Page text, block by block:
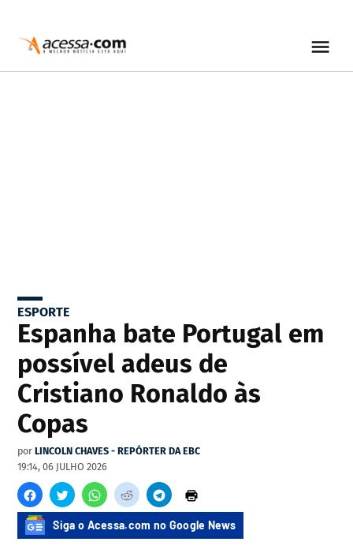
ESPORTE
Espanha bate Portugal em
possível adeus de
Cristiano Ronaldo às
Copas
por LINCOLN CHAVES - REPÓRTER DA EBC
19:14, 06 JULHO 2026
Siga o Acessa.com no Google News